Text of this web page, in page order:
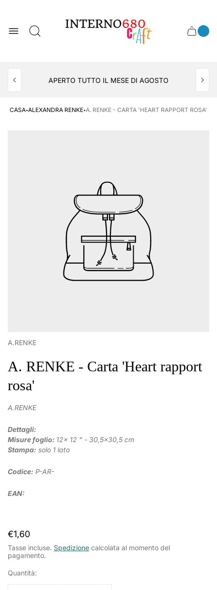
del
negozio
Cassetto
APERTO TUTTO IL MESE DI AGOSTO
CASA·ALEXANDRA RENKE·A. RENKE - CARTA 'HEART RAPPORT ROSA'
A.RENKE
A. RENKE - Carta 'Heart rapport
rosa'
A.RENKE
Dettagli:
Misure foglio: 12x 12 " - 30,5x30,5 cm
Stampa: solo 1 lato
Codice: P-AR-
EAN:
Prezzo
normale
€1,60
Tasse incluse. Spedizione calcolata al momento del
pagamento.
Quantità: